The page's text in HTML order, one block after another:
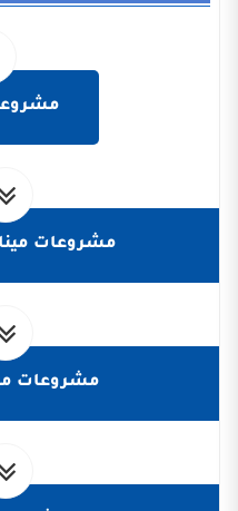
مشروعات
مشروعات